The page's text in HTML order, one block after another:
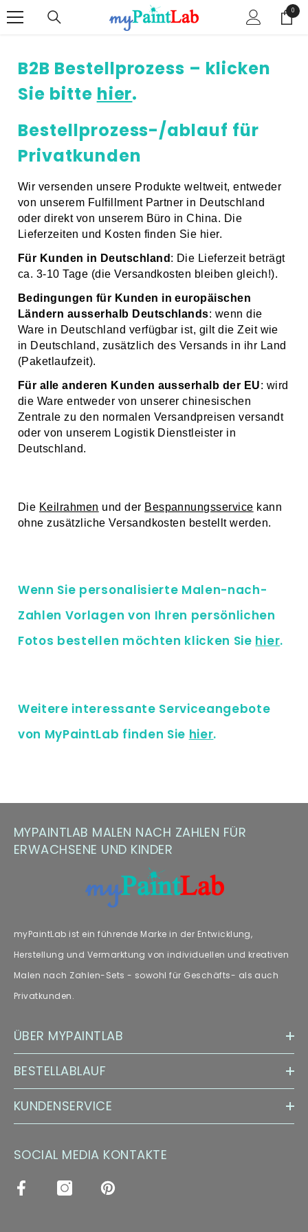
00
Artikel
B2B Bestellprozess – klicken
Sie bitte hier.
Bestellprozess-/ablauf für
Privatkunden
Wir versenden unsere Produkte weltweit, entweder
von unserem Fulfillment Partner in Deutschland
oder direkt von unserem Büro in China. Die
Lieferzeiten und Kosten finden Sie hier.
Für Kunden in Deutschland : Die Lieferzeit beträgt
ca. 3-10 Tage (die Versandkosten bleiben gleich!).
Bedingungen für Kunden in europäischen
Ländern ausserhalb Deutschlands: wenn die
Ware in Deutschland verfügbar ist, gilt die Zeit wie
in Deutschland, zusätzlich des Versands in ihr Land
(Paketlaufzeit).
Für alle anderen Kunden ausserhalb der EU: wird
die Ware entweder von unserer chinesischen
Zentrale zu den normalen Versandpreisen versandt
oder von unserem Logistik Dienstleister in
Deutschland.
Die Keilrahmen und der Bespannungsservice kann
ohne zusätzliche Versandkosten bestellt werden.
Wenn Sie personalisierte Malen-nach-
Zahlen Vorlagen von Ihren persönlichen
Fotos bestellen möchten klicken Sie hier.
Weitere interessante Serviceangebote
von MyPaintLab finden Sie hier.
MYPAINTLAB MALEN NACH ZAHLEN FÜR
ERWACHSENE UND KINDER
myPaintLab ist ein führende Marke in der Entwicklung,
Herstellung und Vermarktung von individuellen und kreativen
Malen nach Zahlen-Sets - sowohl für Geschäfts- als auch
Privatkunden.
ÜBER MYPAINTLAB
BESTELLABLAUF
KUNDENSERVICE
SOCIAL MEDIA KONTAKTE